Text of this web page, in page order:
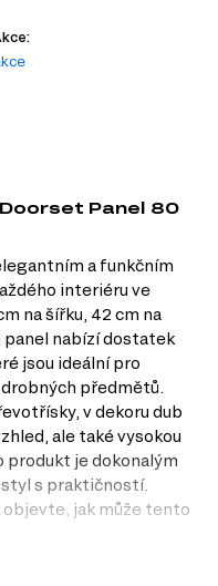
Panel 80
a funkčním
interiéru ve
na šířku, 42 cm na
panel nabízí dostatek
jsou ideální pro
předmětů.
v dekoru dub
ale také vysokou
produkt je dokonalým
s praktičností.
objevte, jak může tento
a výhody